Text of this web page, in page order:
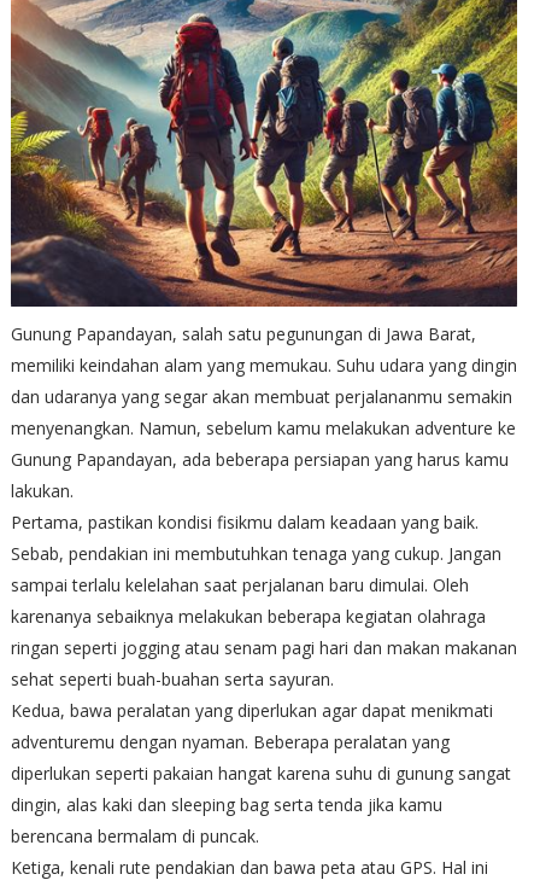
Gunung Papandayan, salah satu pegunungan di Jawa Barat,
memiliki keindahan alam yang memukau. Suhu udara yang dingin
dan udaranya yang segar akan membuat perjalananmu semakin
menyenangkan. Namun, sebelum kamu melakukan adventure ke
Gunung Papandayan, ada beberapa persiapan yang harus kamu
lakukan.
Pertama, pastikan kondisi fisikmu dalam keadaan yang baik.
Sebab, pendakian ini membutuhkan tenaga yang cukup. Jangan
sampai terlalu kelelahan saat perjalanan baru dimulai. Oleh
karenanya sebaiknya melakukan beberapa kegiatan olahraga
ringan seperti jogging atau senam pagi hari dan makan makanan
sehat seperti buah-buahan serta sayuran.
Kedua, bawa peralatan yang diperlukan agar dapat menikmati
adventuremu dengan nyaman. Beberapa peralatan yang
diperlukan seperti pakaian hangat karena suhu di gunung sangat
dingin, alas kaki dan sleeping bag serta tenda jika kamu
berencana bermalam di puncak.
Ketiga, kenali rute pendakian dan bawa peta atau GPS. Hal ini